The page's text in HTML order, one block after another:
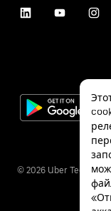
© 2026 Uber